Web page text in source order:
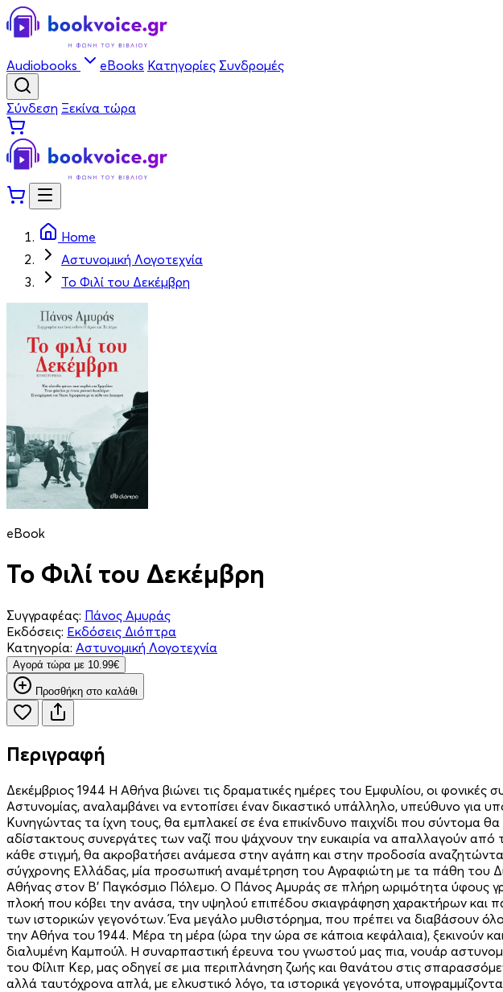
Audiobooks eBooks Κατηγορίες Συνδρομές
Σύνδεση Ξεκίνα τώρα
Home
Αστυνομική Λογοτεχνία
Το Φιλί του Δεκέμβρη
eBook
Το Φιλί του Δεκέμβρη
Συγγραφέας: Πάνος Αμυράς
Εκδόσεις: Εκδόσεις Διόπτρα
Κατηγορία: Αστυνομική Λογοτεχνία
Aγορά τώρα με 10.99€
Προσθήκη στο καλάθι
Περιγραφή
Δεκέμβριος 1944 Η Αθήνα βιώνει τις δραματικές ημέρες του Εμφυλίου, οι
Αστυνομίας, αναλαμβάνει να εντοπίσει έναν δικαστικό υπάλληλο, υπεύθυνο για
Κυνηγώντας τα ίχνη τους, θα εμπλακεί σε ένα επικίνδυνο παιχνίδι που
αδίστακτους συνεργάτες των ναζί που ψάχνουν την ευκαιρία να απαλλαγούν
κάθε στιγμή, θα ακροβατήσει ανάμεσα στην αγάπη και στην προδοσία
σύγχρονης Ελλάδας, μία προσωπική αναμέτρηση του Αγραφιώτη με τα πάθη του
Αθήνας στον Β' Παγκόσμιο Πόλεμο. Ο Πάνος Αμυράς σε πλήρη ωριμότητα ύφους
πλοκή που κόβει την ανάσα, την υψηλού επιπέδου σκιαγράφηση χαρακτήρων και
των ιστορικών γεγονότων. Ένα μεγάλο μυθιστόρημα, που πρέπει να διαβάσουν
την Αθήνα του 1944. Μέρα τη μέρα (ώρα την ώρα σε κάποια κεφάλαια), ξεκινούν
διαλυμένη Καμπούλ. Η συναρπαστική έρευνα του γνωστού μας πια, νουάρ
του Φίλιπ Κερ, μας οδηγεί σε μια περιπλάνηση ζωής και θανάτου στις
αλλά ταυτόχρονα απλά, με ελκυστικό λόγο, τα ιστορικά γεγονότα,